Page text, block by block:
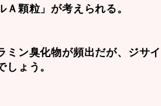
顆粒」が考えられる。
ミン臭化物が頻出だが、ジサイ
ょう。